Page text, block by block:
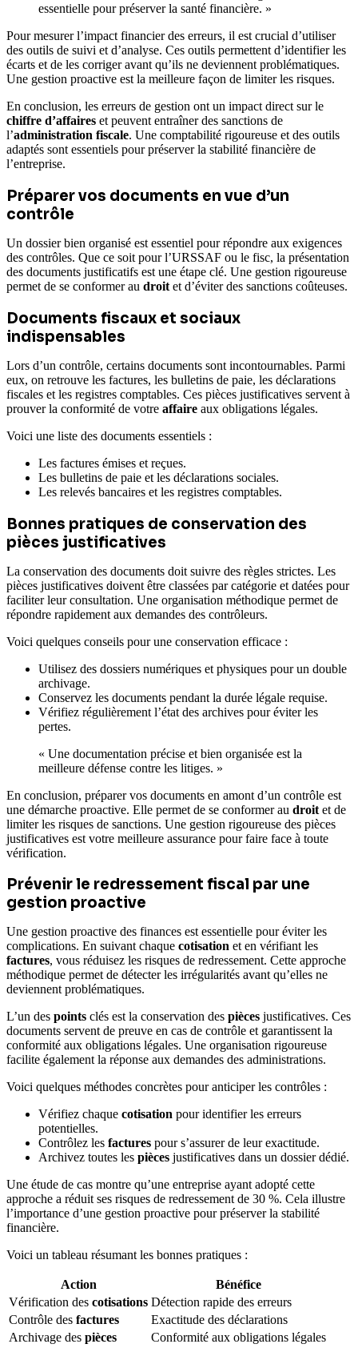
essentielle pour préserver la santé financière. »
Pour mesurer l’impact financier des erreurs, il est crucial d’utiliser
des outils de suivi et d’analyse. Ces outils permettent d’identifier les
écarts et de les corriger avant qu’ils ne deviennent problématiques.
Une gestion proactive est la meilleure façon de limiter les risques.
En conclusion, les erreurs de gestion ont un impact direct sur le
chiffre d’affaires et peuvent entraîner des sanctions de
l’administration fiscale. Une comptabilité rigoureuse et des outils
adaptés sont essentiels pour préserver la stabilité financière de
l’entreprise.
Préparer vos documents en vue d’un
contrôle
Un dossier bien organisé est essentiel pour répondre aux exigences
des contrôles. Que ce soit pour l’URSSAF ou le fisc, la présentation
des documents justificatifs est une étape clé. Une gestion rigoureuse
permet de se conformer au droit et d’éviter des sanctions coûteuses.
Documents fiscaux et sociaux
indispensables
Lors d’un contrôle, certains documents sont incontournables. Parmi
eux, on retrouve les factures, les bulletins de paie, les déclarations
fiscales et les registres comptables. Ces pièces justificatives servent à
prouver la conformité de votre affaire aux obligations légales.
Voici une liste des documents essentiels :
Les factures émises et reçues.
Les bulletins de paie et les déclarations sociales.
Les relevés bancaires et les registres comptables.
Bonnes pratiques de conservation des
pièces justificatives
La conservation des documents doit suivre des règles strictes. Les
pièces justificatives doivent être classées par catégorie et datées pour
faciliter leur consultation. Une organisation méthodique permet de
répondre rapidement aux demandes des contrôleurs.
Voici quelques conseils pour une conservation efficace :
Utilisez des dossiers numériques et physiques pour un double
archivage.
Conservez les documents pendant la durée légale requise.
Vérifiez régulièrement l’état des archives pour éviter les
pertes.
« Une documentation précise et bien organisée est la
meilleure défense contre les litiges. »
En conclusion, préparer vos documents en amont d’un contrôle est
une démarche proactive. Elle permet de se conformer au droit et de
limiter les risques de sanctions. Une gestion rigoureuse des pièces
justificatives est votre meilleure assurance pour faire face à toute
vérification.
Prévenir le redressement fiscal par une
gestion proactive
Une gestion proactive des finances est essentielle pour éviter les
complications. En suivant chaque cotisation et en vérifiant les
factures, vous réduisez les risques de redressement. Cette approche
méthodique permet de détecter les irrégularités avant qu’elles ne
deviennent problématiques.
L’un des points clés est la conservation des pièces justificatives. Ces
documents servent de preuve en cas de contrôle et garantissent la
conformité aux obligations légales. Une organisation rigoureuse
facilite également la réponse aux demandes des administrations.
Voici quelques méthodes concrètes pour anticiper les contrôles :
Vérifiez chaque cotisation pour identifier les erreurs
potentielles.
Contrôlez les factures pour s’assurer de leur exactitude.
Archivez toutes les pièces justificatives dans un dossier dédié.
Une étude de cas montre qu’une entreprise ayant adopté cette
approche a réduit ses risques de redressement de 30 %. Cela illustre
l’importance d’une gestion proactive pour préserver la stabilité
financière.
Voici un tableau résumant les bonnes pratiques :
Action
Bénéfice
Vérification des cotisations Détection rapide des erreurs
Contrôle des factures
Exactitude des déclarations
Archivage des pièces Conformité aux obligations légales